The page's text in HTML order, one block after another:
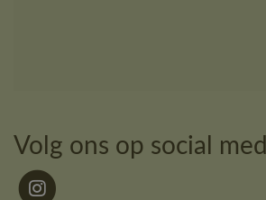
Volg ons op social